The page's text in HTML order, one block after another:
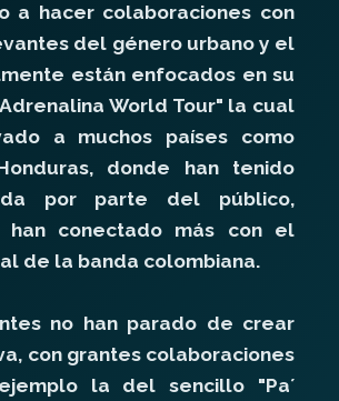
a hacer colaboraciones con
del género urbano y el
están enfocados en su
World Tour" la cual
a muchos países como
donde han tenido
por parte del público,
han conectado más con el
de la banda colombiana.
no han parado de crear
con grantes colaboraciones
la del sencillo "Pa´